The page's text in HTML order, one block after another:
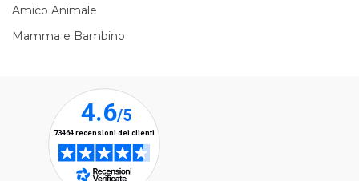
Amico Animale
Mamma e Bambino